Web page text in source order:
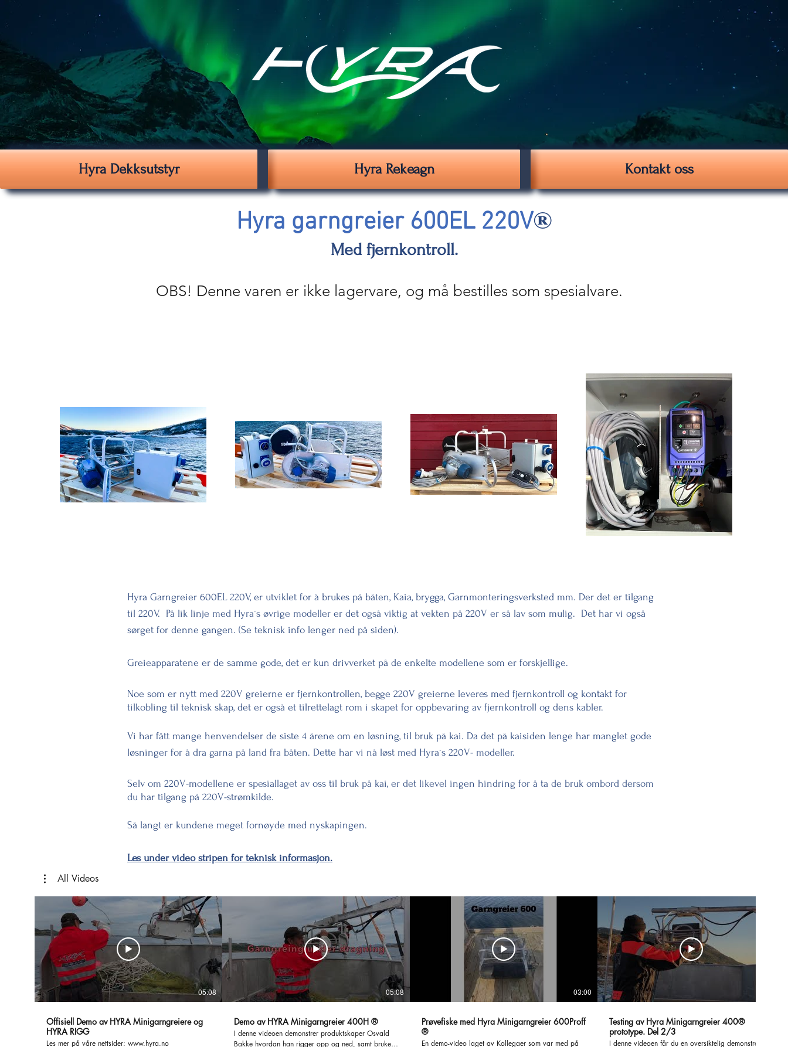
Hyra Dekksutstyr Hyra Rekeagn Kontakt oss
Hyra garngreier 600EL 220V®
Med fjernkontroll.
OBS! Denne varen er ikke lagervare, og må bestilles som spesialvare.
Hyra Garngreier 600EL 220V, er utviklet for å brukes på båten, Kaia, brygga, Garnmonteringsverksted mm. Der det er tilgang
til 220V. På lik linje med Hyra`s øvrige modeller er det også viktig at vekten på 220V er så lav som mulig. Det har vi også
sørget for denne gangen. (Se teknisk info lenger ned på siden).
Greieapparatene er de samme gode, det er kun drivverket på de enkelte modellene som er forskjellige.
Noe som er nytt med 220V greierne er fjernkontrollen, begge 220V greierne leveres med fjernkontroll og kontakt for
tilkobling til teknisk skap, det er også et tilrettelagt rom i skapet for oppbevaring av fjernkontroll og dens kabler.
Vi har fått mange henvendelser de siste 4 årene om en løsning, til bruk på kai. Da det på kaisiden lenge har manglet gode
løsninger for å dra garna på land fra båten. Dette har vi nå løst med Hyra`s 220V- modeller.
Selv om 220V-modellene er spesiallaget av oss til bruk på kai, er det likevel ingen hindring for å ta de bruk ombord dersom
du har tilgang på 220V-strømkilde.
Så langt er kundene meget fornøyde med nyskapingen.
Les under video stripen for teknisk informasjon.
All Videos
05:08
Offisiell Demo av HYRA Minigarngreiere og
HYRA RIGG
Les mer på våre nettsider: www.hyra.no
05:08
Demo av HYRA Minigarngreier 400H ®
I denne videoen demonstrer produktskaper Osvald
Bakke hvordan han rigger opp og ned, samt bruker
03:00
Prøvefiske med Hyra Minigarngreier 600Proff
®
En demo-video laget av Kollegaer som var med på
Testing av Hyra Minigarngreier 400®
prototype. Del 2/3
I denne videoen får du en oversiktelig demonstrasjon